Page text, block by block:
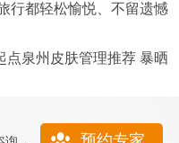
行都轻松愉悦、不留遗憾
点泉州皮肤管理推荐 暴晒